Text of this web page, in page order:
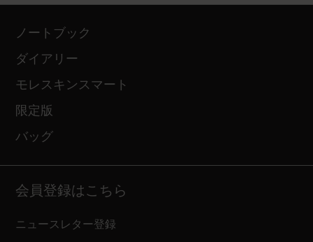
ノートブック
ダイアリー
モレスキンスマート
限定版
バッグ
会員登録はこちら
ニュースレター登録